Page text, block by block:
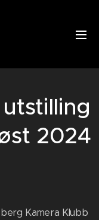
2024
Kamera Klubb